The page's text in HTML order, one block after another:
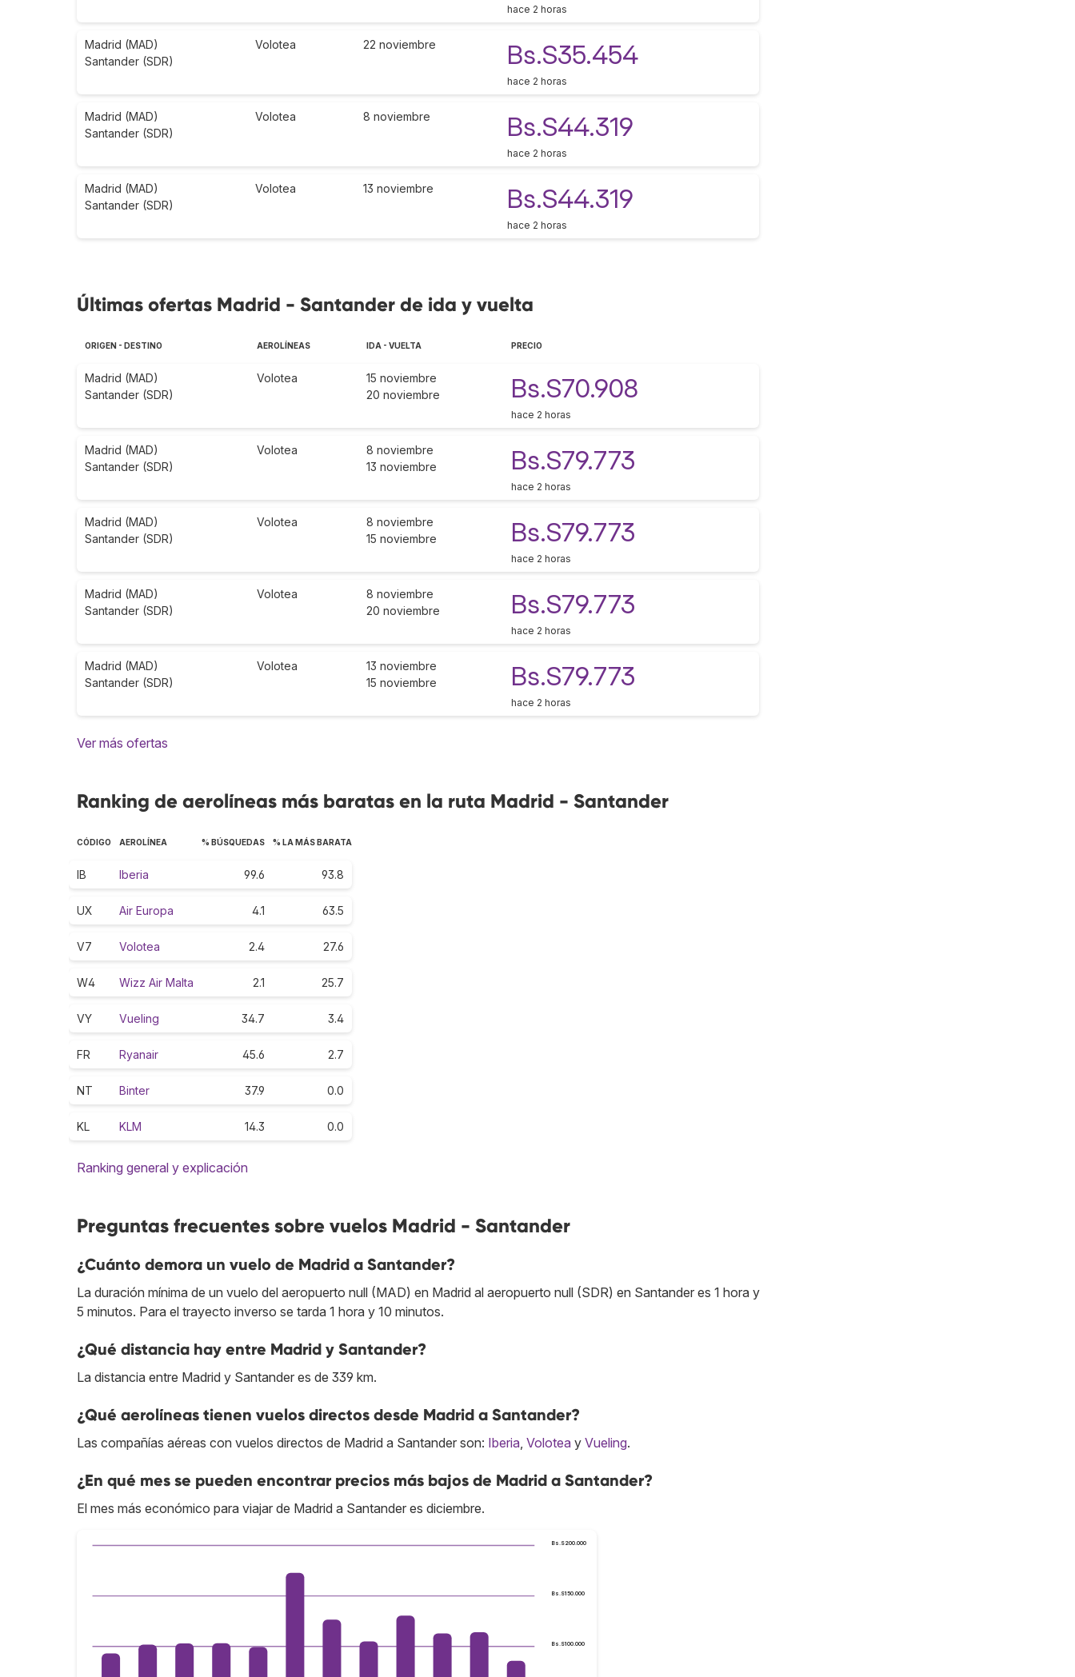
hace 2 horas
Madrid (MAD)
Santander (SDR)
Volotea 22 noviembre Bs.S35.454
hace 2 horas
Madrid (MAD)
Santander (SDR)
Volotea 8 noviembre Bs.S44.319
hace 2 horas
Madrid (MAD)
Santander (SDR)
Volotea 13 noviembre Bs.S44.319
hace 2 horas
Últimas ofertas Madrid - Santander de ida y vuelta
ORIGEN - DESTINO AEROLÍNEAS IDA - VUELTA PRECIO
Madrid (MAD)
Santander (SDR)
Volotea
15 noviembre
20 noviembre
Bs.S70.908
hace 2 horas
Madrid (MAD)
Santander (SDR)
Volotea
8 noviembre
13 noviembre
Bs.S79.773
hace 2 horas
Madrid (MAD)
Santander (SDR)
Volotea
8 noviembre
15 noviembre
Bs.S79.773
hace 2 horas
Madrid (MAD)
Santander (SDR)
Volotea
8 noviembre
20 noviembre
Bs.S79.773
hace 2 horas
Madrid (MAD)
Santander (SDR)
Volotea
13 noviembre
15 noviembre
Bs.S79.773
hace 2 horas
Ver más ofertas
Ranking de aerolíneas más baratas en la ruta Madrid - Santander
CÓDIGO AEROLÍNEA % BÚSQUEDAS % LA MÁS BARATA
IB Iberia 99.6 93.8
UX Air Europa 4.1 63.5
V7 Volotea 2.4 27.6
W4 Wizz Air Malta 2.1 25.7
VY Vueling 34.7 3.4
FR Ryanair 45.6 2.7
NT Binter 37.9 0.0
KL KLM 14.3 0.0
Ranking general y explicación
Preguntas frecuentes sobre vuelos Madrid - Santander
¿Cuánto demora un vuelo de Madrid a Santander?
La duración mínima de un vuelo del aeropuerto null (MAD) en Madrid al aeropuerto null (SDR) en Santander es 1 hora y
5 minutos. Para el trayecto inverso se tarda 1 hora y 10 minutos.
¿Qué distancia hay entre Madrid y Santander?
La distancia entre Madrid y Santander es de 339 km.
¿Qué aerolíneas tienen vuelos directos desde Madrid a Santander?
Las compañías aéreas con vuelos directos de Madrid a Santander son: Iberia, Volotea y Vueling.
¿En qué mes se pueden encontrar precios más bajos de Madrid a Santander?
El mes más económico para viajar de Madrid a Santander es diciembre.
Bs.S100.000
Bs.S150.000
Bs.S200.000